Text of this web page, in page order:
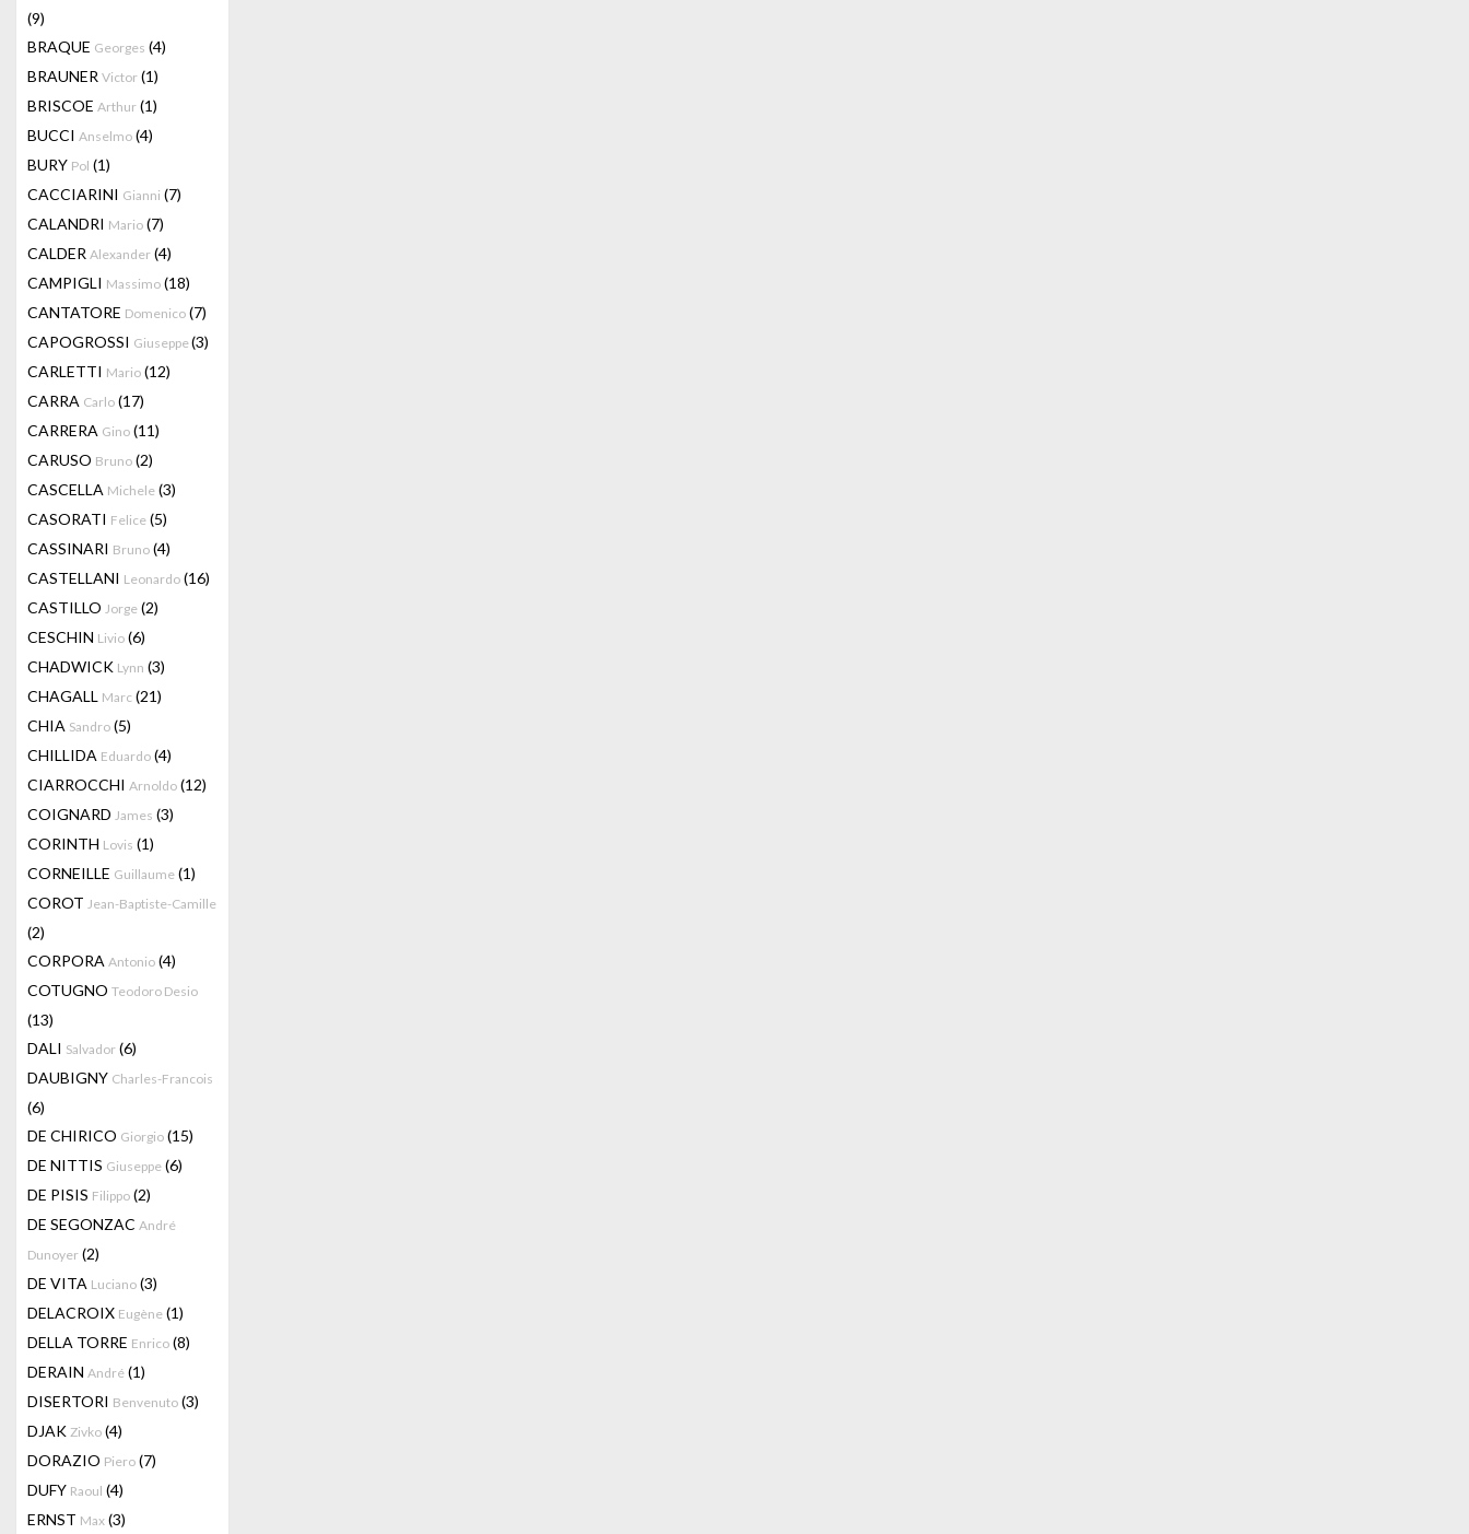
(9)
BRAQUE Georges (4)
BRAUNER Victor (1)
BRISCOE Arthur (1)
BUCCI Anselmo (4)
BURY Pol (1)
CACCIARINI Gianni (7)
CALANDRI Mario (7)
CALDER Alexander (4)
CAMPIGLI Massimo (18)
CANTATORE Domenico (7)
CAPOGROSSI Giuseppe(3)
CARLETTI Mario (12)
CARRA Carlo (17)
CARRERA Gino (11)
CARUSO Bruno (2)
CASCELLA Michele (3)
CASORATI Felice (5)
CASSINARI Bruno (4)
CASTELLANI Leonardo (16)
CASTILLO Jorge (2)
CESCHIN Livio (6)
CHADWICK Lynn (3)
CHAGALL Marc (21)
CHIA Sandro (5)
CHILLIDA Eduardo (4)
CIARROCCHI Arnoldo (12)
COIGNARD James (3)
CORINTH Lovis (1)
CORNEILLE Guillaume (1)
COROT Jean-Baptiste-Camille
(2)
CORPORA Antonio (4)
COTUGNO Teodoro Desio
(13)
DALI Salvador (6)
DAUBIGNY Charles-Francois
(6)
DE CHIRICO Giorgio (15)
DE NITTIS Giuseppe (6)
DE PISIS Filippo (2)
DE SEGONZAC André
Dunoyer (2)
DE VITA Luciano (3)
DELACROIX Eugène (1)
DELLA TORRE Enrico (8)
DERAIN André (1)
DISERTORI Benvenuto (3)
DJAK Zivko (4)
DORAZIO Piero (7)
DUFY Raoul (4)
ERNST Max (3)